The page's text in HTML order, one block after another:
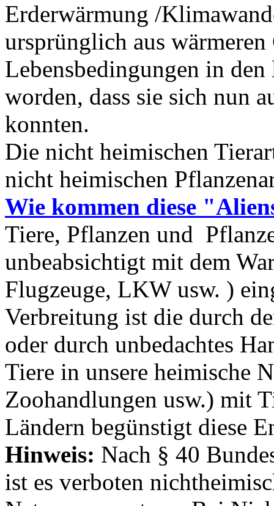
Erderwärmung /
ursprünglich aus wärmeren
Lebensbedingungen in
worden, dass sie sich nun
konnten.
Die nicht heimischen
nicht heimischen
Wie kommen diese
Tiere, Pflanzen und
unbeabsichtigt mit dem
Flugzeuge, LKW usw. )
Verbreitung ist die durch
oder durch unbedachtes
Tiere in unsere heimische
Zoohandlungen usw.) mit
Ländern begünstigt diese
Hinweis: Nach § 40
ist es verboten